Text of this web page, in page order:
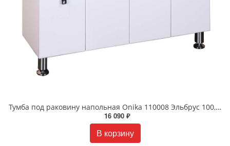
Тумба под раковину напольная Onika 110008 Эльбрус 100,5 см белая
16 090 ₽
В корзину